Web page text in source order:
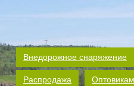
Внедорожное снаряжение
Распродажа Оптовикам